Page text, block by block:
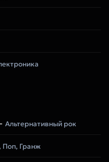
Альтернативный рок
Поп, Гранж